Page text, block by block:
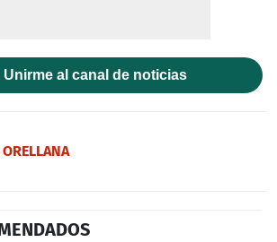
Unirme al canal de noticias